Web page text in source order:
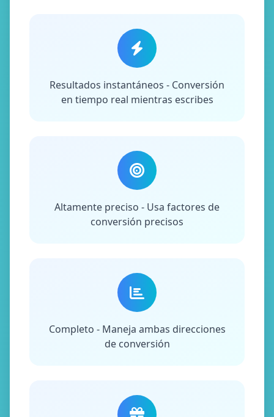
Resultados instantáneos - Conversión
en tiempo real mientras escribes
Altamente preciso - Usa factores de
conversión precisos
Completo - Maneja ambas direcciones
de conversión